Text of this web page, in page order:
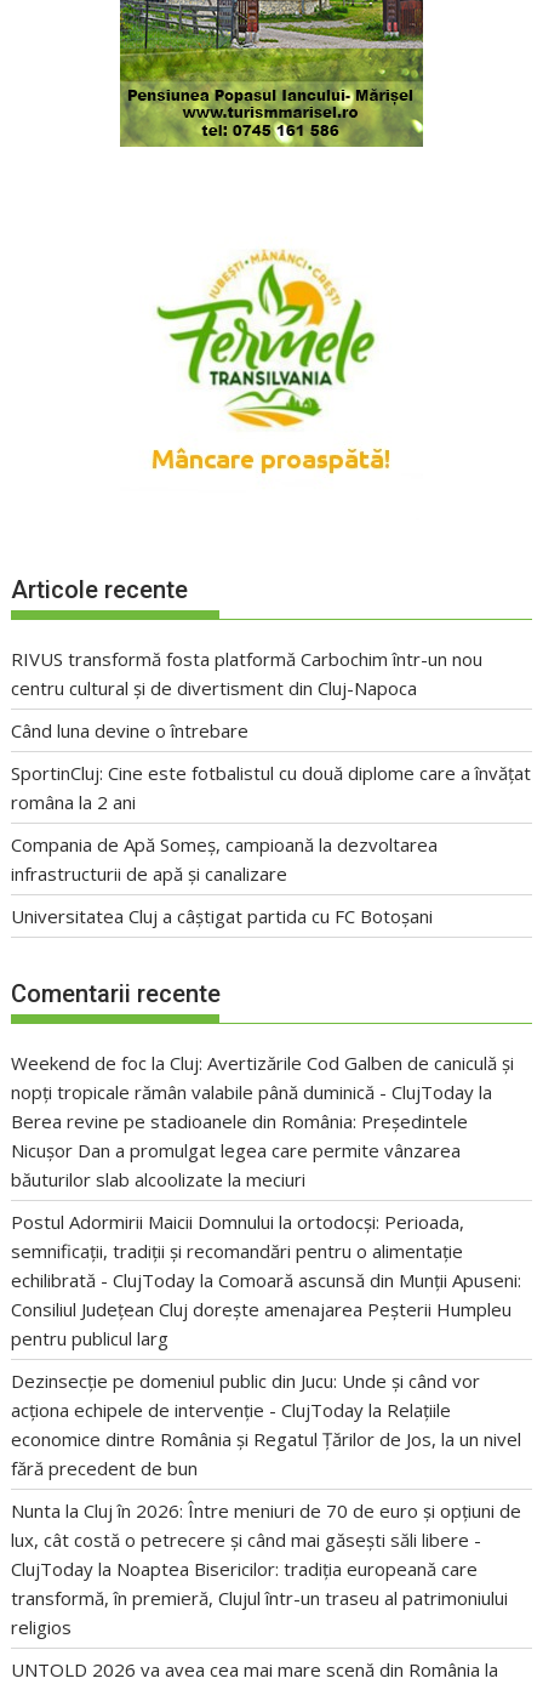
Articole recente
RIVUS transformă fosta platformă Carbochim într-un nou
centru cultural și de divertisment din Cluj-Napoca
Când luna devine o întrebare
SportinCluj: Cine este fotbalistul cu două diplome care a învățat
româna la 2 ani
Compania de Apă Someș, campioană la dezvoltarea
infrastructurii de apă și canalizare
Universitatea Cluj a câștigat partida cu FC Botoșani
Comentarii recente
Weekend de foc la Cluj: Avertizările Cod Galben de caniculă și
nopți tropicale rămân valabile până duminică - ClujToday la
Berea revine pe stadioanele din România: Președintele
Nicușor Dan a promulgat legea care permite vânzarea
băuturilor slab alcoolizate la meciuri
Postul Adormirii Maicii Domnului la ortodocși: Perioada,
semnificații, tradiții și recomandări pentru o alimentație
echilibrată - ClujToday laComoară ascunsă din Munții Apuseni:
Consiliul Județean Cluj dorește amenajarea Peșterii Humpleu
pentru publicul larg
Dezinsecție pe domeniul public din Jucu: Unde și când vor
acționa echipele de intervenție - ClujToday la Relațiile
economice dintre România și Regatul Țărilor de Jos, la un nivel
fără precedent de bun
Nunta la Cluj în 2026: Între meniuri de 70 de euro și opțiuni de
lux, cât costă o petrecere și când mai găsești săli libere -
ClujToday la Noaptea Bisericilor: tradiția europeană care
transformă, în premieră, Clujul într-un traseu al patrimoniului
religios
UNTOLD 2026 va avea cea mai mare scenă din România la